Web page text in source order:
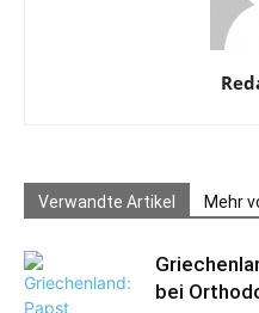
Verwandte Artikel Mehr
bei